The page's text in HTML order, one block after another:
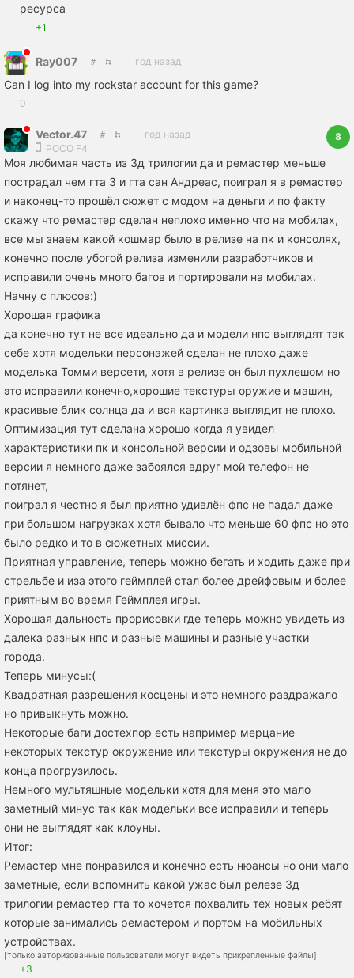
ресурса
+1
Ray007 год назад
Can I log into my rockstar account for this game?
0
Vector.47
год назад
POCO F4
8
Моя любимая часть из 3д трилогии да и ремастер меньше
пострадал чем гта 3 и гта сан Андреас, поиграл я в ремастер
и наконец-то прошёл сюжет с модом на деньги и по факту
скажу что ремастер сделан неплохо именно что на мобилах,
все мы знаем какой кошмар было в релизе на пк и консолях,
конечно после убогой релиза изменили разработчиков и
исправили очень много багов и портировали на мобилах.
Начну с плюсов:)
Хорошая графика
да конечно тут не все идеально да и модели нпс выглядят так
себе хотя модельки персонажей сделан не плохо даже
моделька Томми версети, хотя в релизе он был пухлешом но
это исправили конечно,хорошие текстуры оружие и машин,
красивые блик солнца да и вся картинка выглядит не плохо.
Оптимизация тут сделана хорошо когда я увидел
характеристики пк и консольной версии и одзовы мобильной
версии я немного даже забоялся вдруг мой телефон не
потянет,
поиграл я честно я был приятно удивлён фпс не падал даже
при большом нагрузках хотя бывало что меньше 60 фпс но это
было редко и то в сюжетных миссии.
Приятная управление, теперь можно бегать и ходить даже при
стрельбе и иза этого геймплей стал более дрейфовым и более
приятным во время Геймплея игры.
Хорошая дальность прорисовки где теперь можно увидеть из
далека разных нпс и разные машины и разные участки
города.
Теперь минусы:(
Квадратная разрешения косцены и это немного раздражало
но привыкнуть можно.
Некоторые баги достехпор есть например мерцание
некоторых текстур окружение или текстуры окружения не до
конца прогрузилось.
Немного мультяшные модельки хотя для меня это мало
заметный минус так как модельки все исправили и теперь
они не выглядят как клоуны.
Итог:
Ремастер мне понравился и конечно есть нюансы но они мало
заметные, если вспомнить какой ужас был релезе 3д
трилогии ремастер гта то хочется похвалить тех новых ребят
которые занимались ремастером и портом на мобильных
устройствах.
[только авторизованные пользователи могут видеть прикрепленные файлы]
+3